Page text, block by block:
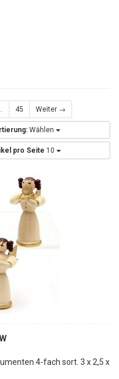
45 Weiter →
Wählen
pro Seite 10
4-fach sort. 3 x 2,5 x